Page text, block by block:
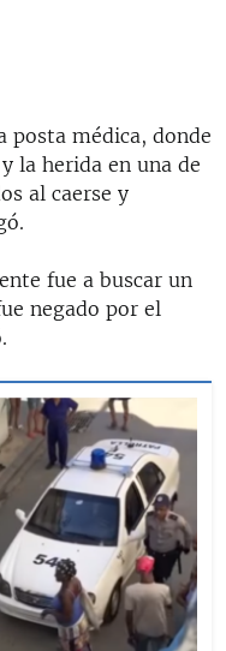
posta médica, donde
la herida en una de
al caerse y
fue a buscar un
negado por el